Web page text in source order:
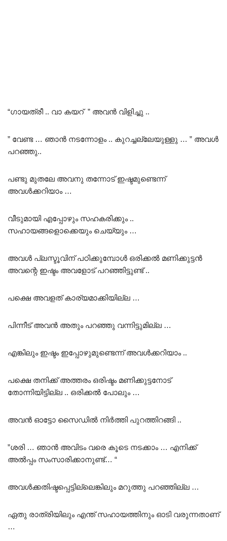
“ഗായത്രീ .. വാ കയറ് ” അവൻ വിളിച്ചു ..
” വേണ്ട … ഞാൻ നടന്നോളം .. കുറച്ചല്ലേയുള്ളു … ” അവൾ
പറഞ്ഞു..
പണ്ടു മുതലേ അവനു തന്നോട് ഇഷ്ടമുണ്ടെന്ന്
അവൾക്കറിയാം …
വീടുമായി എപ്പോഴും സഹകരിക്കും ..
സഹായങ്ങളൊക്കെയും ചെയ്യും …
അവൾ പ്ലസ്ടൂവിന് പഠിക്കുമ്പോൾ ഒരിക്കൽ മണിക്കുട്ടൻ
അവന്റെ ഇഷ്ടം അവളോട് പറഞ്ഞിട്ടുണ്ട് ..
പക്ഷെ അവളത് കാര്യമാക്കിയില്ല …
പിന്നീട് അവൻ അതും പറഞ്ഞു വന്നിട്ടുമില്ല …
എങ്കിലും ഇഷ്ടം ഇപ്പോഴുമുണ്ടെന്ന് അവൾക്കറിയാം ..
പക്ഷെ തനിക്ക് അത്തരം ഒരിഷ്ടം മണിക്കുട്ടനോട്
തോന്നിയിട്ടില്ല .. ഒരിക്കൽ പോലും …
അവൻ ഓട്ടോ സൈഡിൽ നിർത്തി പുറത്തിറങ്ങി ..
”ശരി … ഞാൻ അവിടം വരെ കൂടെ നടക്കാം … എനിക്ക്
അൽപ്പം സംസാരിക്കാനുണ്ട്… “
അവൾക്കതിഷ്ടപ്പെട്ടില്ലെങ്കിലും മറുത്തു പറഞ്ഞില്ല …
ഏതു രാത്രിയിലും എന്ത് സഹായത്തിനും ഓടി വരുന്നതാണ്
…